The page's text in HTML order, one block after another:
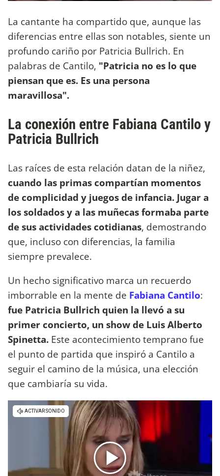
La cantante ha compartido que, aunque las
diferencias entre ellas son notables, siente un
profundo cariño por Patricia Bullrich. En
palabras de Cantilo, "Patricia no es lo que
piensan que es. Es una persona
maravillosa".
La conexión entre Fabiana Cantilo y
Patricia Bullrich
Las raíces de esta relación datan de la niñez,
cuando las primas compartían momentos
de complicidad y juegos de infancia. Jugar a
los soldados y a las muñecas formaba parte
de sus actividades cotidianas, demostrando
que, incluso con diferencias, la familia
siempre prevalece.
Un hecho significativo marca un recuerdo
imborrable en la mente de Fabiana Cantilo:
fue Patricia Bullrich quien la llevó a su
primer concierto, un show de Luis Alberto
Spinetta. Este acontecimiento temprano fue
el punto de partida que inspiró a Cantilo a
seguir el camino de la música, una elección
que cambiaría su vida.